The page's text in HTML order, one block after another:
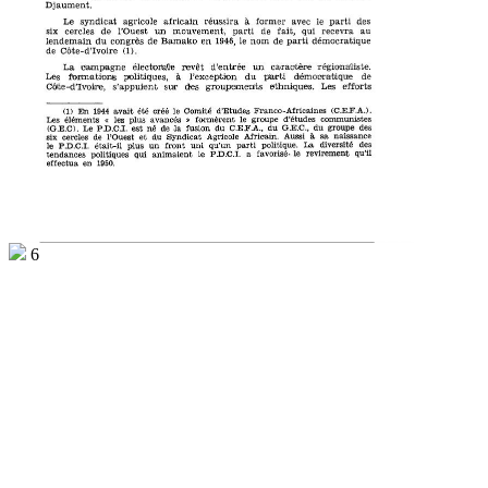
Djaument.
Le syndicat agricole africain réussira à former avec le parti des
six cercles de l'Ouest un mouvement, parti de fait, qui recevra au
lendemain du congrès de Bamako en 1946, le nom de parti démocratique
de Côte-d'Ivoire (1).
La campagne électorale revêb d'entrée un caracbère régionaliste.
Les formations politiques, à l'exception du parti démocratique de
Côte-d'Ivoire, s'appuient sur des groupements ethniques. Les efforts
(1) En 1944 avait été créé le Comité d'Etudes Franco-Africaines
(C.E.F.A.).
Les
éléments « les plus avancés » formèrent le groupe d'études communistes
(G.E.C). Le P.D.CI. est né de la fusion du C.E.F.A., du G.E.C., du groupe des
six cercles de l'Ouest et du Syndicat Agricole Africain. Aussi à sa naissance
le P.D.C.I. était-il plus un front uni qu'un parti politique. La diversité des
tendances politiques qui animaient le P.D.C.I. a favorisé- le revirement qu'il
effectua en 1950.
6